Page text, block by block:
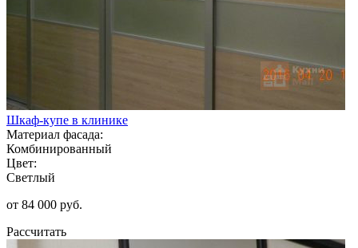
Шкаф-купе в клинике
Материал фасада:
Комбинированный
Цвет:
Светлый
от 84 000 руб.
Рассчитать